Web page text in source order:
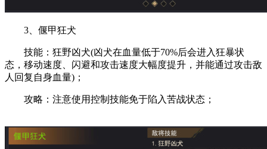
3、偃甲狂犬
技能：狂野凶犬(凶犬在血量低于70%后会进入狂暴状
态，移动速度、闪避和攻击速度大幅度提升，并能通过攻击敌
人回复自身血量)；
攻略：注意使用控制技能免于陷入苦战状态；